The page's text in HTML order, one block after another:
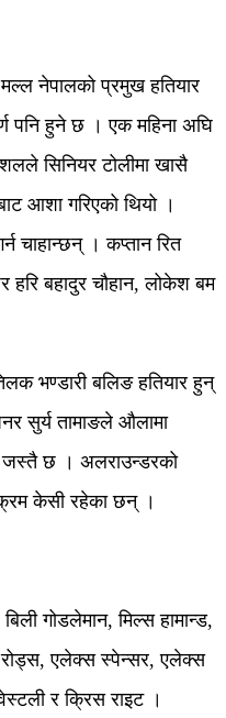
नेपालको प्रमुख हतियार
हुने छ । एक महिना अघि
सिनियर टोलीमा खासै
आशा गरिएको थियो ।
चाहान्छन् । कप्तान रित
हरि बहादुर चौहान, लोकेश बम
भण्डारी बलिङ हतियार हुन्
सुर्य तामाङले औलामा
जस्तै छ । अलराउन्डरको
केसी रहेका छन् ।
गोडलेमान, मिल्स हामान्ड,
एलेक्स स्पेन्सर, एलेक्स
र क्रिस राइट ।